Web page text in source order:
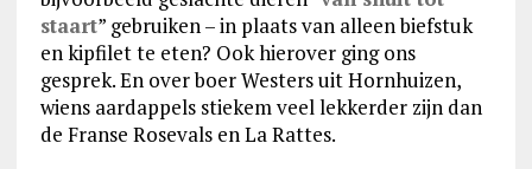
staart” gebruiken – in plaats van alleen biefstuk
en kipfilet te eten? Ook hierover ging ons
gesprek. En over boer Westers uit Hornhuizen,
wiens aardappels stiekem veel lekkerder zijn dan
de Franse Rosevals en La Rattes.